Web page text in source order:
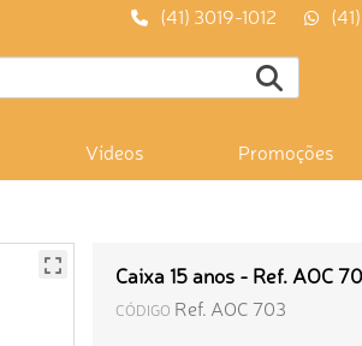
(41) 3019-1012
Vídeos Promoções
Caixa 15 anos - Ref. AOC
CÓDIGO Ref. AOC 703